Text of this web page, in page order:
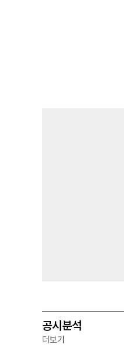
공시분석
더보기